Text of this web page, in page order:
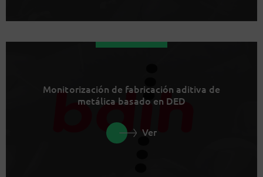
Monitorización de fabricación aditiva de
metálica basado en DED
Ver